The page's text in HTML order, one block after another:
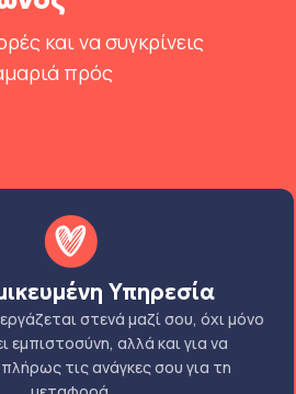
και να συγκρίνεις
πρός
Υπηρεσία
στενά μαζί σου, όχι μόνο
εμπιστοσύνη, αλλά και για να
τις ανάγκες σου για τη